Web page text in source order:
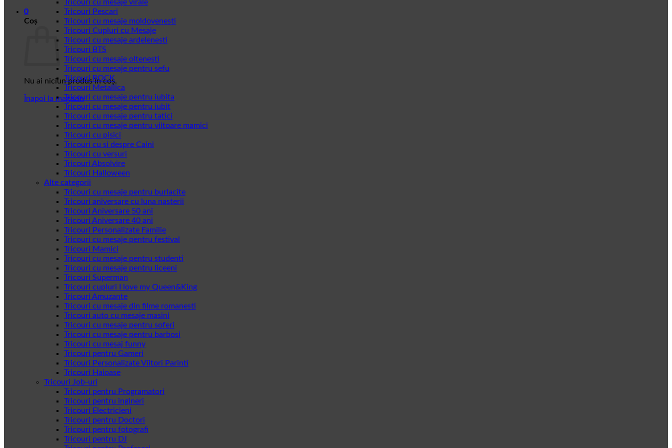
0
Coș
Nu ai niciun produs în coș.
Înapoi la magazin
Tricouri cu mesaje virale
Tricouri Pescari
Tricouri cu mesaje moldovenesti
Tricouri Cupluri cu Mesaje
Tricouri cu mesaje ardelenesti
Tricouri BTS
Tricouri cu mesaje oltenesti
Tricouri cu mesaje pentru sefu
Tricouri ROCK
Tricouri Metallica
Tricouri cu mesaje pentru iubita
Tricouri cu mesaje pentru iubit
Tricouri cu mesaje pentru tatici
Tricouri cu mesaje pentru viitoare mamici
Tricouri cu pisici
Tricouri cu si despre Caini
Tricouri cu versuri
Tricouri Absolvire
Tricouri Halloween
Alte categorii
Tricouri cu mesaje pentru burlacite
Tricouri aniversare cu luna nasterii
Tricouri Aniversare 50 ani
Tricouri Aniversare 40 ani
Tricouri Personalizate Familie
Tricouri cu mesaje pentru festival
Tricouri Mamici
Tricouri cu mesaje pentru studenti
Tricouri cu mesaje pentru liceeni
Tricouri Superman
Tricouri cupluri I love my Queen&King
Tricouri Amuzante
Tricouri cu mesaje din filme romanesti
Tricouri auto cu mesaje masini
Tricouri cu mesaje pentru soferi
Tricouri cu mesaje pentru barbosi
Tricouri cu mesaj funny
Tricouri pentru Gameri
Tricouri Personalizate Viitori Parinti
Tricouri Haioase
Tricouri Job-uri
Tricouri pentru Programatori
Tricouri pentru ingineri
Tricouri Electricieni
Tricouri pentru Doctori
Tricouri pentru fotografi
Tricouri pentru DJ